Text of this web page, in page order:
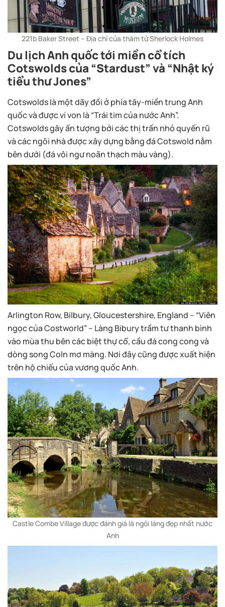
221b Baker Street – Địa chỉ của thám tử Sherlock Holmes
Du lịch Anh quốc tới miền cổ tích
Cotswolds của “Stardust” và “Nhật ký
tiểu thư Jones”
Cotswolds là một dãy đồi ở phía tây-miền trung Anh
quốc và được ví von là “Trái tim của nước Anh”.
Cotswolds gây ấn tượng bởi các thị trấn nhỏ quyến rũ
và các ngôi nhà được xây dựng bằng đá Cotswold nằm
bên dưới (đá vôi ngư noãn thạch màu vàng).
Arlington Row, Bilbury, Gloucestershire, England – “Viên
ngọc của Costworld” – Làng Bibury trầm tư thanh bình
vào mùa thu bên các biệt thự cổ, cầu đá cong cong và
dòng song Coln mơ màng. Nơi đây cũng được xuất hiện
trên hộ chiếu của vương quốc Anh.
Castle Combe Village được đánh giá là ngôi làng đẹp nhất nước
Anh